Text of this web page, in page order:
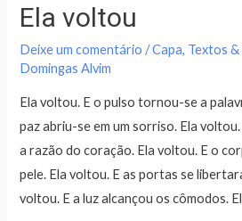
Ela voltou
Deixe um comentário /Capa, Textos &
Domingas Alvim
Ela voltou. E o pulso tornou-se a
paz abriu-se em um sorriso. Ela
a razão do coração. Ela voltou. E o
pele. Ela voltou. E as portas se
voltou. E a luz alcançou os cômodos.